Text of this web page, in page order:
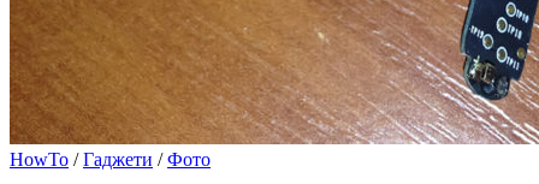
HowTo /Гаджети /Фото